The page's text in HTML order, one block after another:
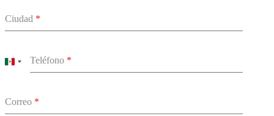
Ciudad *
Teléfono *
Mexico
Correo *